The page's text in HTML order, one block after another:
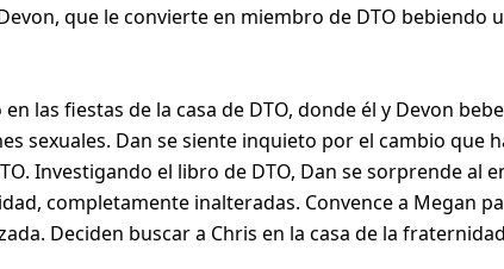
que le convierte en miembro de DTO bebiendo
las fiestas de la casa de DTO, donde él y Devon
sexuales. Dan se siente inquieto por el cambio que
Investigando el libro de DTO, Dan se sorprende al
completamente inalteradas. Convence a Megan
Deciden buscar a Chris en la casa de la